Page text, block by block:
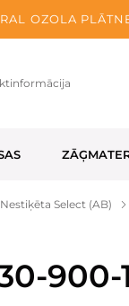
OZOLA
Select (AB)
900-